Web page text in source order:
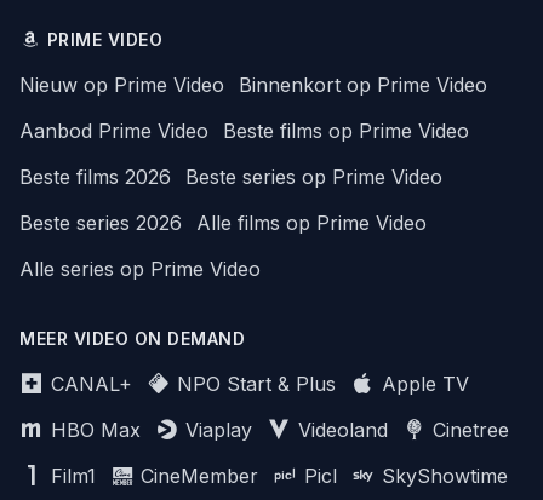
PRIME VIDEO
Nieuw op Prime Video
Binnenkort op Prime Video
Aanbod Prime Video
Beste films op Prime Video
Beste films 2026
Beste series op Prime Video
Beste series 2026
Alle films op Prime Video
Alle series op Prime Video
MEER VIDEO ON DEMAND
CANAL+ NPO Start & Plus
Apple TV
HBO Max
Viaplay Videoland
Cinetree
Film1
CineMember Picl SkyShowtime